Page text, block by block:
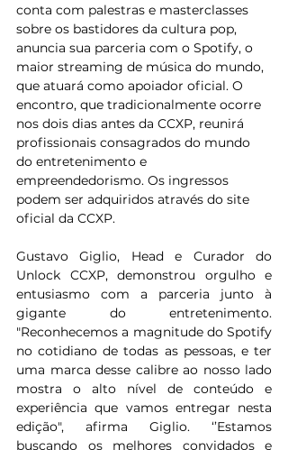
conta com palestras e masterclasses
sobre os bastidores da cultura pop,
anuncia sua parceria com o Spotify, o
maior streaming de música do mundo,
que atuará como apoiador oficial. O
encontro, que tradicionalmente ocorre
nos dois dias antes da CCXP, reunirá
profissionais consagrados do mundo
do entretenimento e
empreendedorismo. Os ingressos
podem ser adquiridos através do site
oficial da CCXP.
Gustavo Giglio, Head e Curador do
Unlock CCXP, demonstrou orgulho e
entusiasmo com a parceria junto à
gigante do entretenimento.
"Reconhecemos a magnitude do Spotify
no cotidiano de todas as pessoas, e ter
uma marca desse calibre ao nosso lado
mostra o alto nível de conteúdo e
experiência que vamos entregar nesta
edição", afirma Giglio. ‘’Estamos
buscando os melhores convidados e